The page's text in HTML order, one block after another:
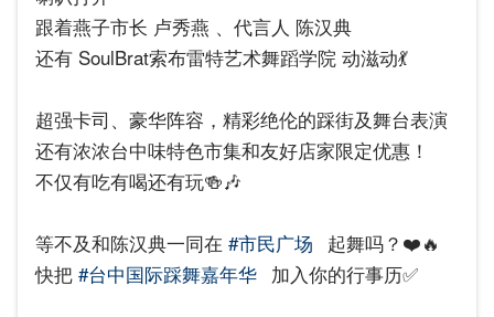
跟着燕子市长 卢秀燕 、代言人 陈汉典
还有 SoulBrat索布雷特艺术舞蹈学院 动滋动💃
超强卡司、豪华阵容，精彩绝伦的踩街及舞台表演
还有浓浓台中味特色市集和友好店家限定优惠！
不仅有吃有喝还有玩🍻🎶
等不及和陈汉典一同在 #市民广场 起舞吗？❤️🔥
快把 #台中国际踩舞嘉年华 加入你的行事历✅